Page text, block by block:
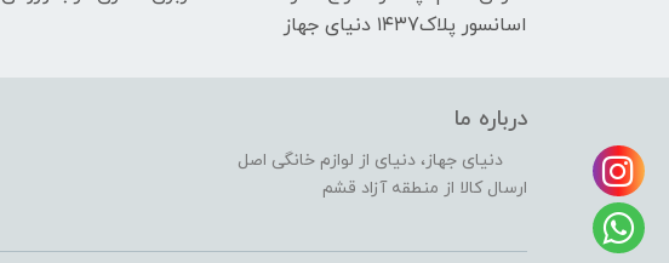
اسانسور پلاک۱۴۳7 دنیای جهاز
درباره ما
دنیای جهاز، دنیای از لوازم خانگی اصل
ارسال کالا از منطقه آزاد قشم